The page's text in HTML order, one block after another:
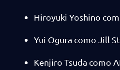
Hiroyuki Yoshino
Yui Ogura como Jill
Kenjiro Tsuda como